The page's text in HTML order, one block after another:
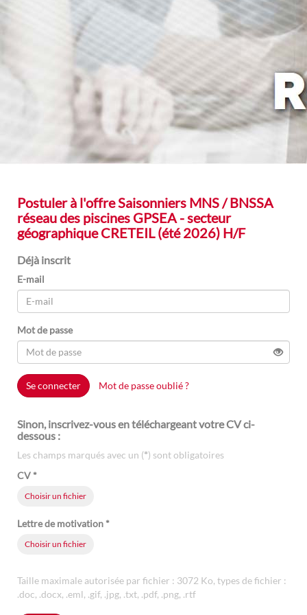
Postuler à l'offreSaisonniers MNS / BNSSA
réseau des piscines GPSEA - secteur
géographique CRETEIL (été 2026) H/F
Déjà inscrit
E-mail
Mot de passe
Se connecter Mot de passe oublié ?
Sinon, inscrivez-vous en téléchargeant votre CV ci-
dessous :
Les champs marqués avec un (*) sont obligatoires
CV*
Choisir un fichier
Lettre de motivation*
Choisir un fichier
Taille maximale autorisée par fichier : 3072 Ko, types de fichier :
.doc, .docx, .eml, .gif, .jpg, .txt, .pdf, .png, .rtf